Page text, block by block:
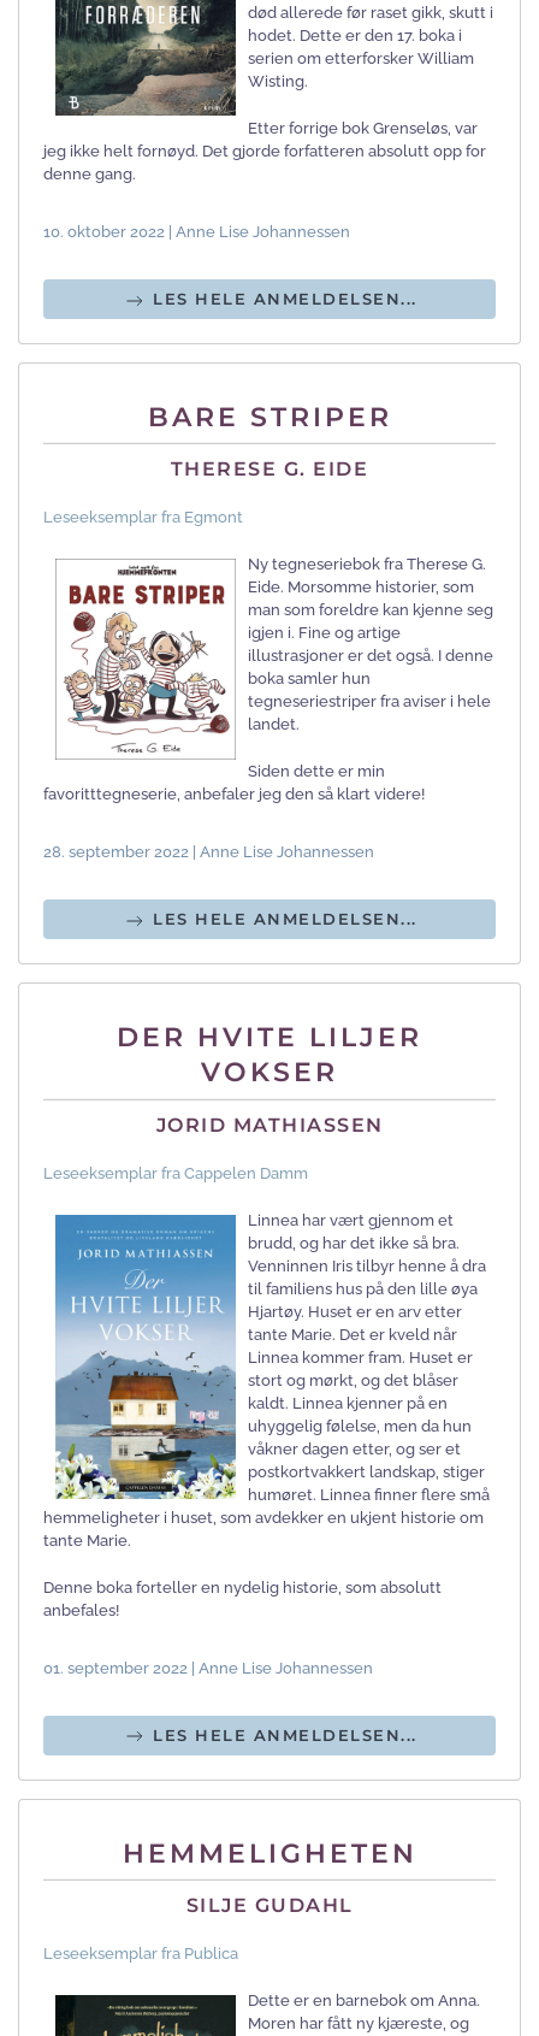
død allerede før raset gikk, skutt i
hodet. Dette er den 17. boka i
serien om etterforsker William
Wisting.
Etter forrige bok Grenseløs, var
jeg ikke helt fornøyd. Det gjorde forfatteren absolutt opp for
denne gang.
10. oktober 2022 | Anne Lise Johannessen
LES HELE ANMELDELSEN...
BARE STRIPER
THERESE G. EIDE
Leseeksemplar fra Egmont
Ny tegneseriebok fra Therese G.
Eide. Morsomme historier, som
man som foreldre kan kjenne seg
igjen i. Fine og artige
illustrasjoner er det også. I denne
boka samler hun
tegneseriestriper fra aviser i hele
landet.
Siden dette er min
favoritttegneserie, anbefaler jeg den så klart videre!
28. september 2022 | Anne Lise Johannessen
LES HELE ANMELDELSEN...
DER HVITE LILJER
VOKSER
JORID MATHIASSEN
Leseeksemplar fra Cappelen Damm
Linnea har vært gjennom et
brudd, og har det ikke så bra.
Venninnen Iris tilbyr henne å dra
til familiens hus på den lille øya
Hjartøy. Huset er en arv etter
tante Marie. Det er kveld når
Linnea kommer fram. Huset er
stort og mørkt, og det blåser
kaldt. Linnea kjenner på en
uhyggelig følelse, men da hun
våkner dagen etter, og ser et
postkortvakkert landskap, stiger
humøret. Linnea finner flere små
hemmeligheter i huset, som avdekker en ukjent historie om
tante Marie.
Denne boka forteller en nydelig historie, som absolutt
anbefales!
01. september 2022 | Anne Lise Johannessen
LES HELE ANMELDELSEN...
HEMMELIGHETEN
SILJE GUDAHL
Leseeksemplar fra Publica
Dette er en barnebok om Anna.
Moren har fått ny kjæreste, og